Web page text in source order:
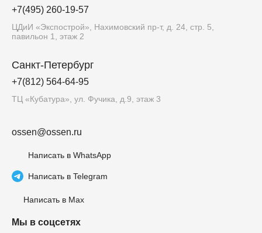
Мы в соцсетях
ossen@ossen.ru
Написать в WhatsApp
Санкт-Петербург
+7(812) 564-64-95
ТЦ «Кубатура», ул. Фучика, д.9, этаж 3
+7(495) 260-19-57
ЦДиИ «Экспострой», Нахимовский пр-т, д. 24, стр. 5,
павильон 1, этаж 2
Написать в Telegram
Написать в Max